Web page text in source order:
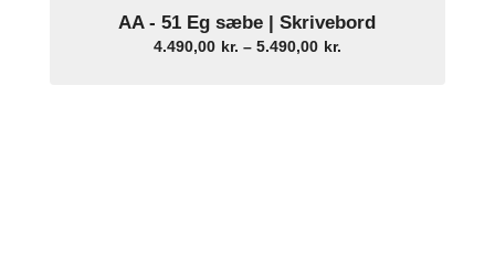
Select Options
AA - 51 Eg sæbe | Skrivebord
4.490,00 kr. – 5.490,00 kr.